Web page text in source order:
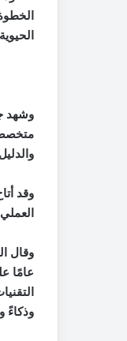
وشهد
وقد
وقال
عامًا
وذكاءً